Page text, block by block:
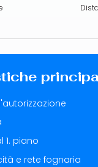
1. piano
e rete fognaria